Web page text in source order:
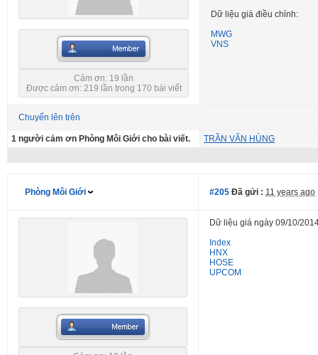
Cảm ơn: 19 lần
Được cảm ơn: 219 lần trong 170 bài viết
Dữ liệu giá điều chỉnh:
MWG
VNS
Chuyển lên trên
1 người cảm ơn Phòng Môi Giới cho bài viết. TRẦN VĂN HÙNG
Phòng Môi Giới #205 Đã gửi : 11 years ago
Dữ liệu giá ngày 09/10/
Index
HNX
HOSE
UPCOM